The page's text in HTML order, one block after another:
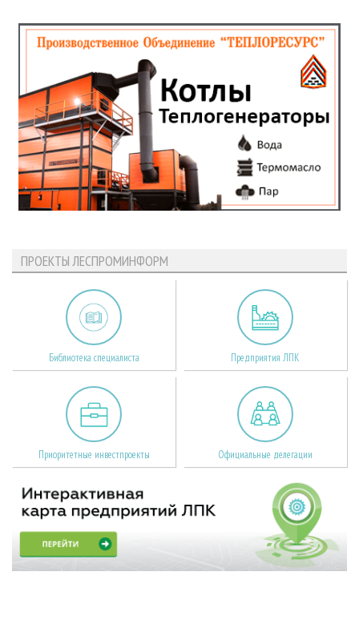
ПРОЕКТЫ ЛЕСПРОМИНФОРМ
Библиотека специалиста Предприятия ЛПК
Приоритетные инвестпроекты Официальные делегации